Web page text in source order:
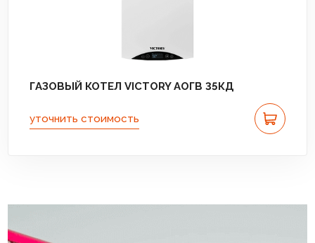
ГАЗОВЫЙ КОТЕЛ VICTORY АОГВ 35КД
уточнить стоимость